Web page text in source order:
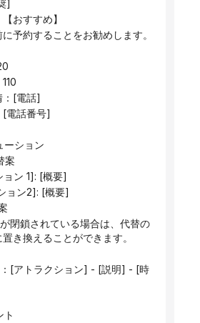
]
おすすめ】
予約することをお勧めします。
：[電話]
[電話番号]
ーション
案
ン 1]: [概要]
ョン2]: [概要]
閉鎖されている場合は、代替の
き換えることができます。
[アトラクション] - [説明] - [時
ト